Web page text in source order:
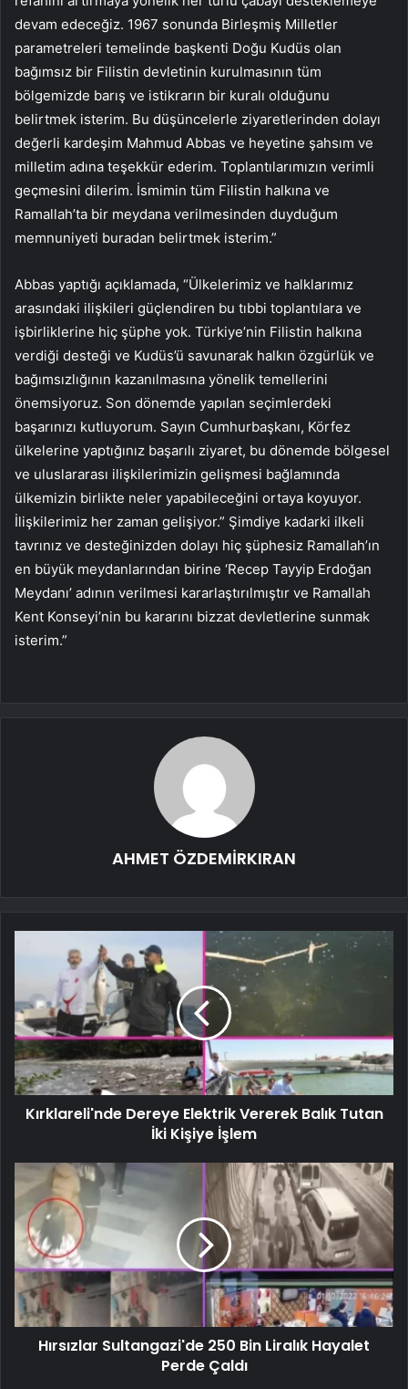
devam edeceğiz. 1967 sonunda Birleşmiş Milletler
parametreleri temelinde başkenti Doğu Kudüs olan
bağımsız bir Filistin devletinin kurulmasının tüm
bölgemizde barış ve istikrarın bir kuralı olduğunu
belirtmek isterim. Bu düşüncelerle ziyaretlerinden dolayı
değerli kardeşim Mahmud Abbas ve heyetine şahsım ve
milletim adına teşekkür ederim. Toplantılarımızın verimli
geçmesini dilerim. İsmimin tüm Filistin halkına ve
Ramallah’ta bir meydana verilmesinden duyduğum
memnuniyeti buradan belirtmek isterim.”
Abbas yaptığı açıklamada, “Ülkelerimiz ve halklarımız
arasındaki ilişkileri güçlendiren bu tıbbi toplantılara ve
işbirliklerine hiç şüphe yok. Türkiye’nin Filistin halkına
verdiği desteği ve Kudüs’ü savunarak halkın özgürlük ve
bağımsızlığının kazanılmasına yönelik temellerini
önemsiyoruz. Son dönemde yapılan seçimlerdeki
başarınızı kutluyorum. Sayın Cumhurbaşkanı, Körfez
ülkelerine yaptığınız başarılı ziyaret, bu dönemde bölgesel
ve uluslararası ilişkilerimizin gelişmesi bağlamında
ülkemizin birlikte neler yapabileceğini ortaya koyuyor.
İlişkilerimiz her zaman gelişiyor.” Şimdiye kadarki ilkeli
tavrınız ve desteğinizden dolayı hiç şüphesiz Ramallah’ın
en büyük meydanlarından birine ‘Recep Tayyip Erdoğan
Meydanı’ adının verilmesi kararlaştırılmıştır ve Ramallah
Kent Konseyi’nin bu kararını bizzat devletlerine sunmak
isterim.”
AHMET ÖZDEMİRKIRAN
Kırklareli'nde Dereye Elektrik Vererek Balık Tutan
İki Kişiye İşlem
Hırsızlar Sultangazi'de 250 Bin Liralık Hayalet
Perde Çaldı